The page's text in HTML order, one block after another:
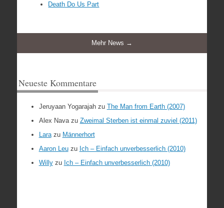
Death Do Us Part
Mehr News →
Neueste Kommentare
Jeruyaan Yogarajahzu The Man from Earth (2007)
Alex Navazu Zweimal Sterben ist einmal zuviel (2011)
Larazu Männerhort
Aaron Leuzu Ich – Einfach unverbesserlich (2010)
Willyzu Ich – Einfach unverbesserlich (2010)